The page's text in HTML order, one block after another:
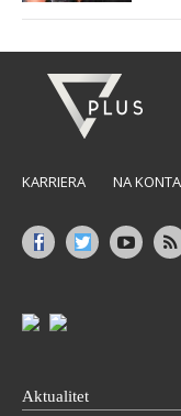
KARRIERA NA
Aktualitet